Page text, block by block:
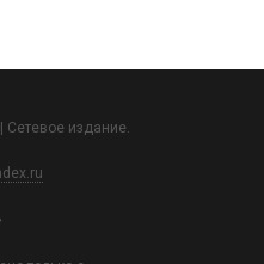
Сетевое издание.